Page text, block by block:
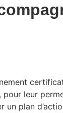
leur
un plan